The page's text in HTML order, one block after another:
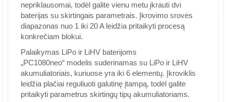
nepriklausomai, todėl galite vienu metu įkrauti dvi
baterijas su skirtingais parametrais. Įkrovimo srovės
diapazonas nuo 1 iki 20 A leidžia pritaikyti procesą
konkrečiam blokui.
Palaikymas LiPo ir LiHV baterijoms
„PC1080neo“ modelis suderinamas su LiPo ir LiHV
akumuliatoriais, kuriuose yra iki 6 elementų. Įkroviklis
leidžia plačiai reguliuoti galutinę įtampą, todėl galite
pritaikyti parametrus skirtingų tipų akumuliatoriams.